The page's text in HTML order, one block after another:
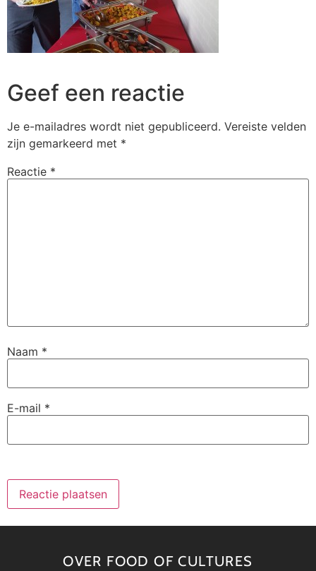
Geef een reactie
Je e-mailadres wordt niet gepubliceerd. Vereiste velden
zijn gemarkeerd met *
Reactie *
Naam *
E-mail *
OVER FOOD OF CULTURES